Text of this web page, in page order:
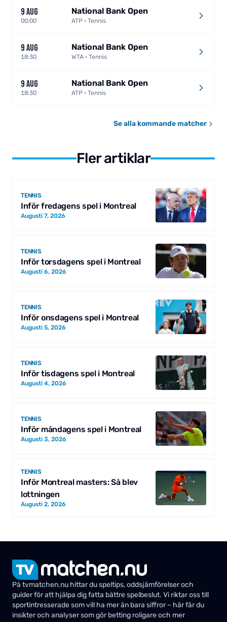
9 AUG
00:00
National Bank Open
ATP · Tennis
9 AUG
18:30
National Bank Open
WTA · Tennis
9 AUG
18:30
National Bank Open
ATP · Tennis
Se alla kommande matcher
Fler artiklar
TENNIS
Inför fredagens spel i Montreal
Augusti 7, 2026
TENNIS
Inför torsdagens spel i Montreal
Augusti 6, 2026
TENNIS
Inför onsdagens spel i Montreal
Augusti 5, 2026
TENNIS
Inför tisdagens spel i Montreal
Augusti 4, 2026
TENNIS
Inför måndagens spel i Montreal
Augusti 3, 2026
TENNIS
Inför Montreal masters: Så blev
lottningen
Augusti 2, 2026
På tvmatchen.nu hittar du speltips, oddsjämförelser och
guider för att hjälpa dig fatta bättre spelbeslut. Vi riktar oss till
sportintresserade som vill ha mer än bara siffror – här får du
insikter och analyser som gör betting roligare och mer